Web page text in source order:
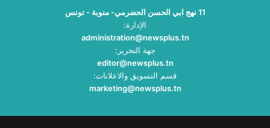
11 نهج ابي الحسن الحضرمي- منوبة - تونس
الإدارة:
administration@newsplus.tn
جهة التحرير:
editor@newsplus.tn
قسم التسويق والاعلانات:
marketing@newsplus.tn